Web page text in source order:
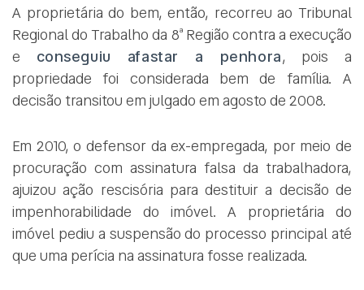
A proprietária do bem, então, recorreu ao Tribunal
Regional do Trabalho da 8ª Região contra a execução
e conseguiu afastar a penhora, pois a
propriedade foi considerada bem de família. A
decisão transitou em julgado em agosto de 2008.
Em 2010, o defensor da ex-empregada, por meio de
procuração com assinatura falsa da trabalhadora,
ajuizou ação rescisória para destituir a decisão de
impenhorabilidade do imóvel. A proprietária do
imóvel pediu a suspensão do processo principal até
que uma perícia na assinatura fosse realizada.